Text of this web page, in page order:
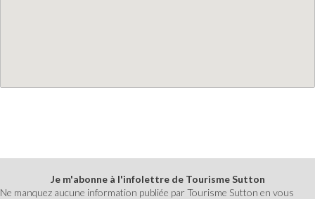
Je m'abonne à l'infolettre de Tourisme Sutton
Ne manquez aucune information publiée par Tourisme Sutton en vous